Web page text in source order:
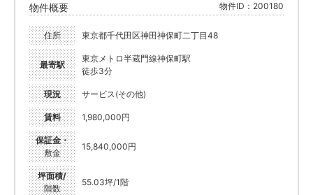
物件概要 物件ID：200180
住所 東京都千代田区神田神保町二丁目48
最寄駅
東京メトロ半蔵門線神保町駅
徒歩3分
現況 サービス(その他)
賃料 1,980,000円
保証金・
敷金
15,840,000円
坪面積/
階数
55.03坪/1階